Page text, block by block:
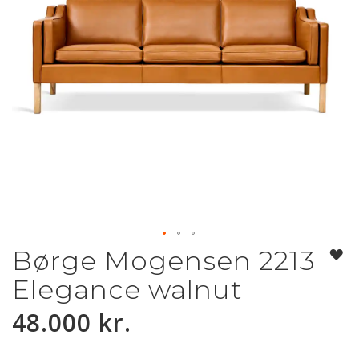
Gå
til
starten
af
billedgalleriet
Børge Mogensen 2213
Elegance walnut
48.000 kr.